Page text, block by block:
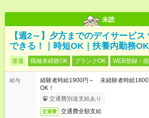
未読
【週2～】夕方までのデイサービ
できる！｜時短OK｜扶養内勤務OK
派遣 職種未経験OK ブランクOK WEB登録・
給与
経験者時給1900円～ 未経験者時給
OK！
交通費別途支給あり
交通費 交通費全額支給